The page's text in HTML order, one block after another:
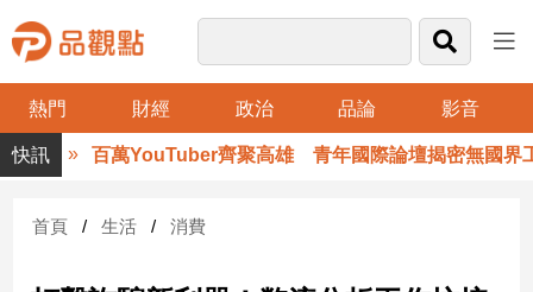
熱門 財經 政治 品論 影音
品
觀
財
百萬YouTuber齊聚高雄 青年國際論壇揭密無國界工作
首頁 生活 消費